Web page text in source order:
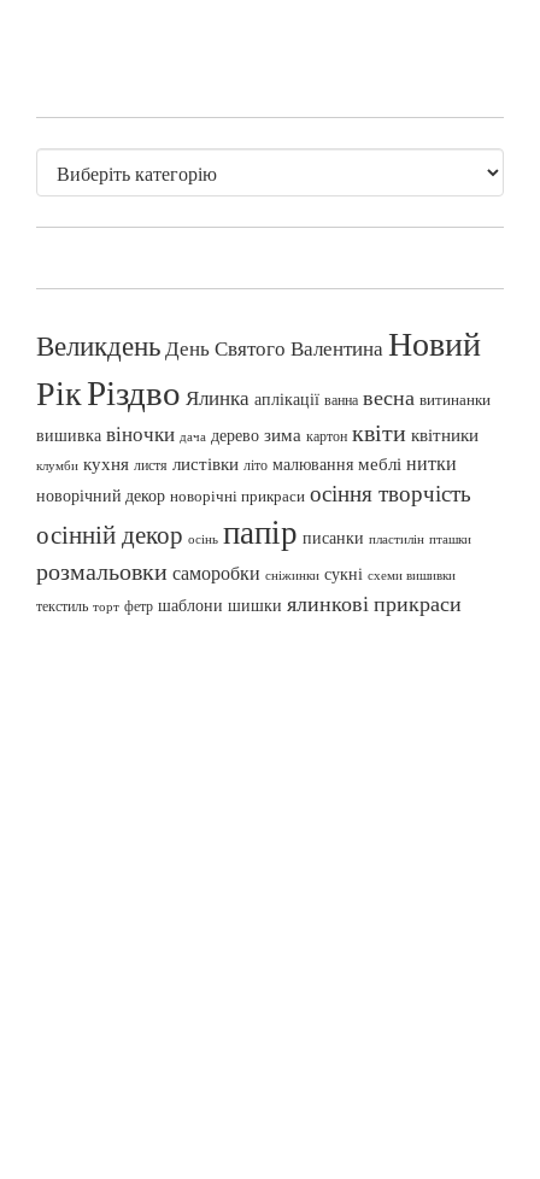
ВеликденьДень Святого ВалентинаНовий
РікРіздво Ялинка аплікації ванна весна витинанки
вишивка віночки дача дерево зима картон квіти квітники
клумби кухня листя листівки літо малювання меблі нитки
новорічний декор новорічні прикраси осіння творчість
осінній декор осінь папір писанки пластилін пташки
розмальовки саморобки сніжинки сукні схеми вишивки
текстиль торт фетр шаблони шишки ялинкові прикраси